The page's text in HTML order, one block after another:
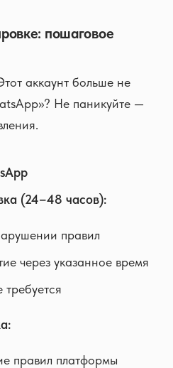
пошаговое
аккаунт больше не
Не паникуйте —
(24–48 часов):
правил
через указанное время
правил платформы